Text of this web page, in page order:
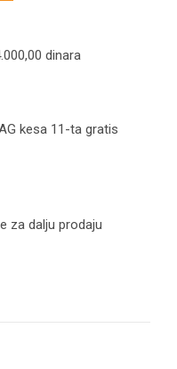
dinara
kesa 11-ta gratis
za dalju prodaju